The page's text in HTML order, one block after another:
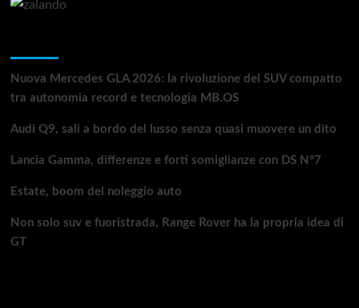
Nuova Mercedes GLA 2026: la rivoluzione del SUV compatto
tra autonomia record e tecnologia MB.OS
Audi Q9, sali a bordo del lusso senza quasi muovere un dito
Lancia Gamma, differenze e forti somiglianze con DS N°7
Estate, boom del noleggio auto
Non solo suv e fuoristrada, Range Rover ha la propria idea di
GT